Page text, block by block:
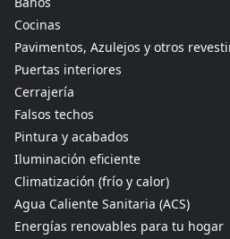
Cocinas
Pavimentos, Azulejos y otros
Puertas interiores
Cerrajería
Falsos techos
Pintura y acabados
Iluminación eficiente
Climatización (frío y calor)
Agua Caliente Sanitaria (ACS)
Energías renovables para tu hogar